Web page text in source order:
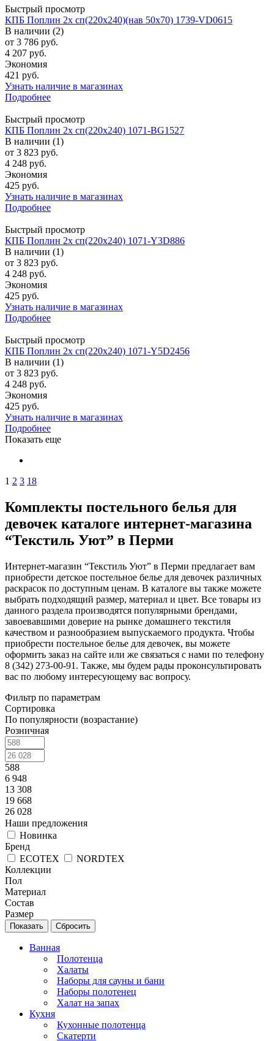
Быстрый просмотр
КПБ Поплин 2х сп(220х240)(нав 50х70) 1739-VD0615
В наличии (2)
от 3 786 руб.
4 207 руб.
Экономия
421 руб.
Узнать наличие в магазинах
Подробнее
Быстрый просмотр
КПБ Поплин 2х сп(220х240) 1071-BG1527
В наличии (1)
от 3 823 руб.
4 248 руб.
Экономия
425 руб.
Узнать наличие в магазинах
Подробнее
Быстрый просмотр
КПБ Поплин 2х сп(220х240) 1071-Y3D886
В наличии (1)
от 3 823 руб.
4 248 руб.
Экономия
425 руб.
Узнать наличие в магазинах
Подробнее
Быстрый просмотр
КПБ Поплин 2х сп(220х240) 1071-Y5D2456
В наличии (1)
от 3 823 руб.
4 248 руб.
Экономия
425 руб.
Узнать наличие в магазинах
Подробнее
Показать еще
1 2 3 18
Комплекты постельного белья для
девочек каталоге интернет-магазина
“Текстиль Уют” в Перми
Интернет-магазин “Текстиль Уют” в Перми предлагает вам
приобрести детское постельное белье для девочек различных
раскрасок по доступным ценам. В каталоге вы также можете
выбрать подходящий размер, материал и цвет. Все товары из
данного раздела производятся популярными брендами,
завоевавшими доверие на рынке домашнего текстиля
качеством и разнообразием выпускаемого продукта. Чтобы
приобрести постельное белье для девочек, вы можете
оформить заказ на сайте или же связаться с нами по телефону
8 (342) 273-00-91. Также, мы будем рады проконсультировать
вас по любому интересующему вас вопросу.
Фильтр по параметрам
Сортировка
По популярности (возрастание)
Розничная
588
6 948
13 308
19 668
26 028
Наши предложения
Новинка
Бренд
ECOTEX
NORDTEX
Коллекции
Пол
Материал
Состав
Размер
Сбросить
Ванная
Полотенца
Халаты
Наборы для сауны и бани
Наборы полотенец
Халат на запах
Кухня
Кухонные полотенца
Скатерти